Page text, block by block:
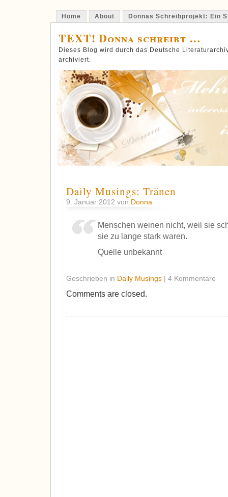
Home About Donnas Schreibprojekt: Ein
TEXT! Donna schreibt …
Dieses Blog wird durch das Deutsche
archiviert.
Daily Musings: Tränen
9. Januar 2012 von Donna
Menschen weinen nicht, weil sie
sie zu lange stark waren.
Quelle unbekannt
Geschrieben in Daily Musings | 4 Kommentare
Comments are closed.